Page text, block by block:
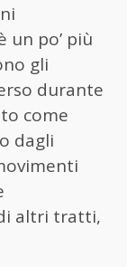
un po’ più
gli
durante
come
dagli
altri tratti,